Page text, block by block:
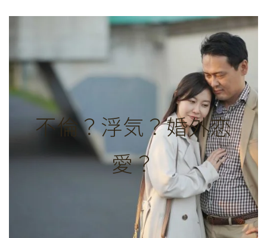
不倫？浮気？婚外恋
愛？